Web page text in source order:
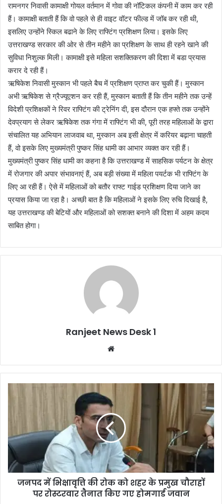
रामनगर निवासी कामाक्षी गोयल वर्तमान में गोवा की नॉटिकल कंपनी में काम कर रही
हैं। कामाक्षी बताती हैं कि वो पहले से ही वाइट वॉटर फील्ड में जॉब कर रही थी,
इसलिए उन्होंने स्किल बढाने के लिए राफ्टिंग प्रशिक्षण लिया। इसके लिए
उत्तराखण्ड सरकार की ओर से तीन महीने का प्रशिक्षण के साथ ही रहने खाने की
सुविधा निशुल्क मिली। कामाक्षी इसे महिला सशक्तिकरण की दिशा में बडा प्रयास
करार दे रही हैं।
ऋषिकेश निवासी मुस्कान भी पहले बैच में प्रशिक्षण प्राप्त कर चुकी हैं। मुस्कान
अभी ऋषिकेश से ग्रैज्यूएशन कर रही हैं, मुस्कान बताती हैं कि तीन महीने तक उन्हें
विदेशी प्रशिक्षकों ने रिवर राफ्टिंग की ट्रेनिंग दी, इस दौरान एक हफ्ते तक उन्होंने
देवप्रयाग से लेकर ऋषिकेश तक गंगा में राफ्टिंग भी की, पूरी तरह महिलाओं के द्वारा
संचालित यह अभियान लाजवाब था, मुस्कान अब इसी क्षेत्र में करियर बढ़ाना चाहती
हैं, वो इसके लिए मुख्यमंत्री पुष्कर सिंह धामी का आभार व्यक्त कर रही हैं।
मुख्यमंत्री पुष्कर सिंह धामी का कहना है कि उत्तराखण्ड में साहसिक पर्यटन के क्षेत्र
में रोजगार की अपार संभावनाएं हैं, अब बड़ी संख्या में महिला पयर्टक भी राफ्टिंग के
लिए आ रही हैं। ऐसे में महिलाओं को बतौर राफ्ट गाईड प्रशिक्षण दिया जाने का
प्रयास किया जा रहा है। अच्छी बात है कि महिलाओं ने इसके लिए रुचि दिखाई है,
यह उत्तराखण्ड की बेटियों और महिलाओं को सशक्त बनाने की दिशा में अहम कदम
साबित होगा।
Ranjeet News Desk 1
te
जनपद में भिक्षावृत्ति की रोक को शहर के प्रमुख चौराहों
पर रोस्टरवार तैनात किए गए होमगार्ड जवान